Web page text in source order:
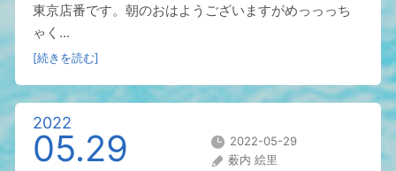
東京店番です。朝のおはようございますがめっっっち
ゃく...
[続きを読む]
2022
05.29
2022-05-29
薮内 絵里